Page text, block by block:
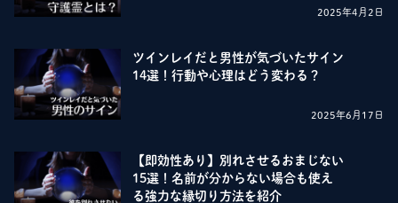
2025年4月2日
ツインレイだと男性が気づいたサイン
14選！行動や心理はどう変わる？
2025年6月17日
【即効性あり】別れさせるおまじない
15選！名前が分からない場合も使え
る強力な縁切り方法を紹介